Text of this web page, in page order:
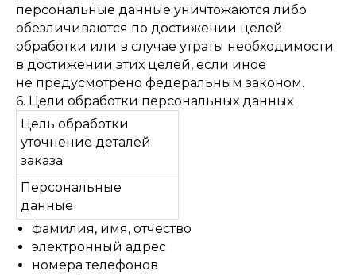
персональные данные уничтожаются либо
обезличиваются по достижении целей
обработки или в случае утраты необходимости
в достижении этих целей, если иное
не предусмотрено федеральным законом.
6. Цели обработки персональных данных
Цель обработки
уточнение деталей
заказа
Персональные
данные
фамилия, имя, отчество
электронный адрес
номера телефонов